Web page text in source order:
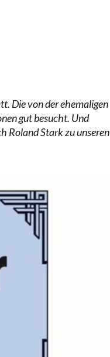
Die von der ehemaligen
gut besucht. Und
Roland Stark zu unseren